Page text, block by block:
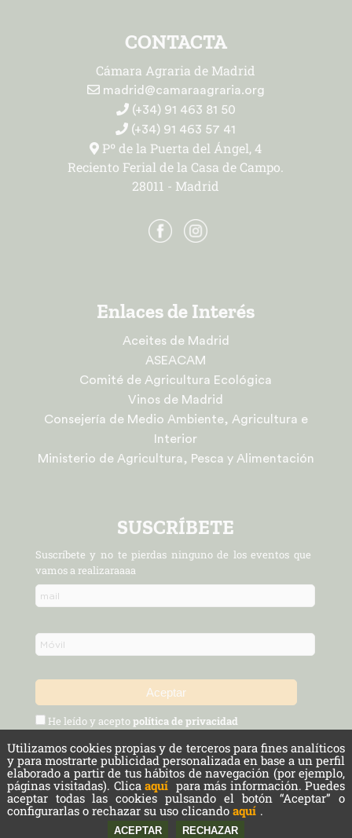
CONTACTA
Cámara Agraria de Madrid
madrid@camaraagraria.org
(+34) 91 463 81 50
(+34) 91 463 57 41
Pº de la Puerta del Ángel, 4
Reciento Ferial de la Casa de Campo.
28011 - Madrid
Enlaces de Interés
Aceites de Madrid
ASEACAM
Comité de Agricultura Ecológica
Vinos de Madrid
Consejería de Medio Ambiente, Agricultura e
Interior
Ministerio de Agricultura, Pesca y Alimentación
SUSCRÍBETE
Suscríbete y no te pierdas ninguno de los eventos que
vamos a realizaraaaa
He leído y aceptopolítica de privacidad
Política de Privacidad y Aviso Legal Protección de datos
Cookies
Copyright © 2026 Cámara Agraria de Madrid. Todos los derechos reservados.
Powered by
nopCommerce
Utilizamos cookies propias y de terceros para fines analíticos
y para mostrarte publicidad personalizada en base a un perfil
elaborado a partir de tus hábitos de navegación (por ejemplo,
páginas visitadas). Clicaaquí para más información. Puedes
aceptar todas las cookies pulsando el botón “Aceptar” o
configurarlas o rechazar su uso clicando aquí .